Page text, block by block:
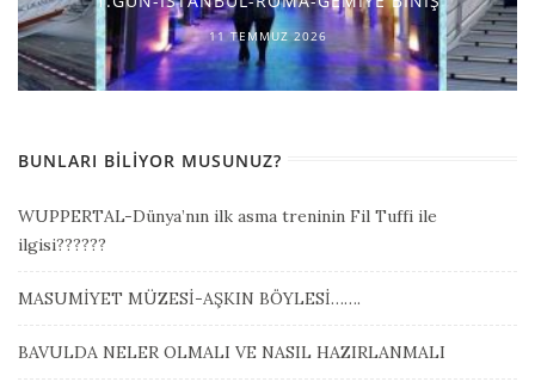
11 TEMMUZ 2026
BUNLARI BILIYOR MUSUNUZ?
WUPPERTAL-Dünya’nın ilk asma treninin Fil Tuffi ile
ilgisi??????
MASUMİYET MÜZESİ-AŞKIN BÖYLESİ…….
BAVULDA NELER OLMALI VE NASIL HAZIRLANMALI